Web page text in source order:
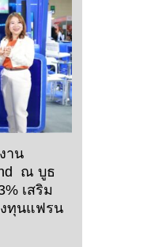
าน
ณ บูธ
เสริม
งทุนแฟรน